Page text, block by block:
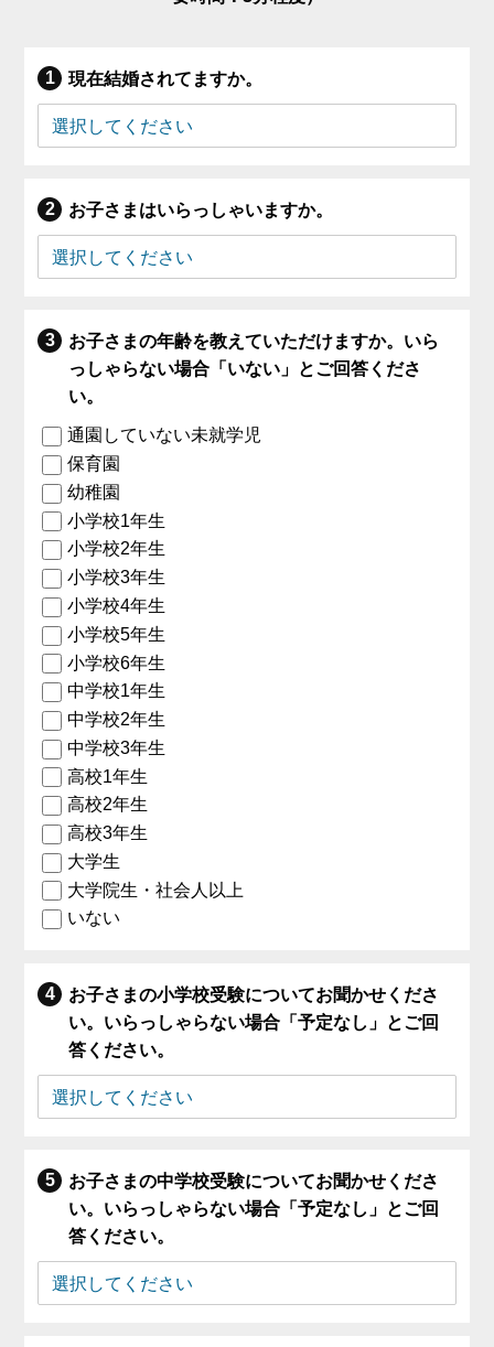
現在結婚されてますか。
お子さまはいらっしゃいますか。
お子さまの年齢を教えていただけますか。いら
っしゃらない場合「いない」とご回答くださ
い。
通園していない未就学児
保育園
幼稚園
小学校1年生
小学校2年生
小学校3年生
小学校4年生
小学校5年生
小学校6年生
中学校1年生
中学校2年生
中学校3年生
高校1年生
高校2年生
高校3年生
大学生
大学院生・社会人以上
いない
お子さまの小学校受験についてお聞かせくださ
い。いらっしゃらない場合「予定なし」とご回
答ください。
お子さまの中学校受験についてお聞かせくださ
い。いらっしゃらない場合「予定なし」とご回
答ください。